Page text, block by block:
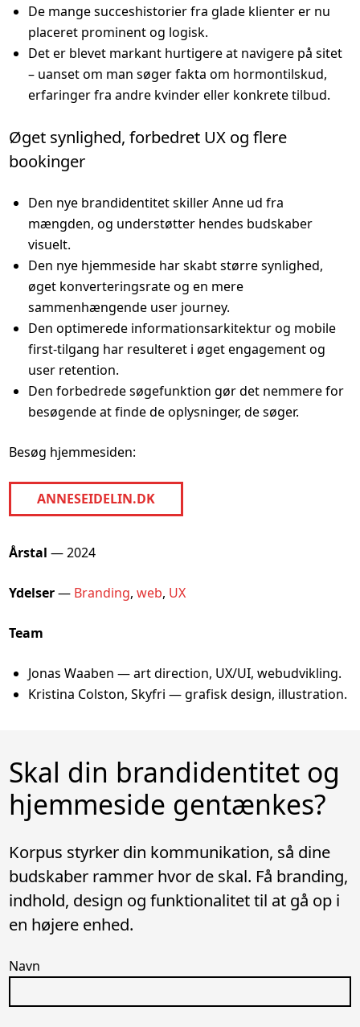
De mange succeshistorier fra glade klienter er nu
placeret prominent og logisk.
Det er blevet markant hurtigere at navigere på sitet
– uanset om man søger fakta om hormontilskud,
erfaringer fra andre kvinder eller konkrete tilbud.
Øget synlighed, forbedret UX og flere
bookinger
Den nye brandidentitet skiller Anne ud fra
mængden, og understøtter hendes budskaber
visuelt.
Den nye hjemmeside har skabt større synlighed,
øget konverteringsrate og en mere
sammenhængende user journey.
Den optimerede informationsarkitektur og mobile
first-tilgang har resulteret i øget engagement og
user retention.
Den forbedrede søgefunktion gør det nemmere for
besøgende at finde de oplysninger, de søger.
Besøg hjemmesiden:
ANNESEIDELIN.DK
Mere info
Årstal — 2024
Ydelser— Branding,web, UX
Team
Jonas Waaben — art direction, UX/UI, webudvikling.
Kristina Colston, Skyfri — grafisk design, illustration.
Skal din brandidentitet og
hjemmeside gentænkes?
Korpus styrker din kommunikation, så dine
budskaber rammer hvor de skal. Få branding,
indhold, design og funktionalitet til at gå op i
en højere enhed.
Navn